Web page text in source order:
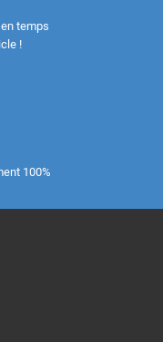
temps
!
100%